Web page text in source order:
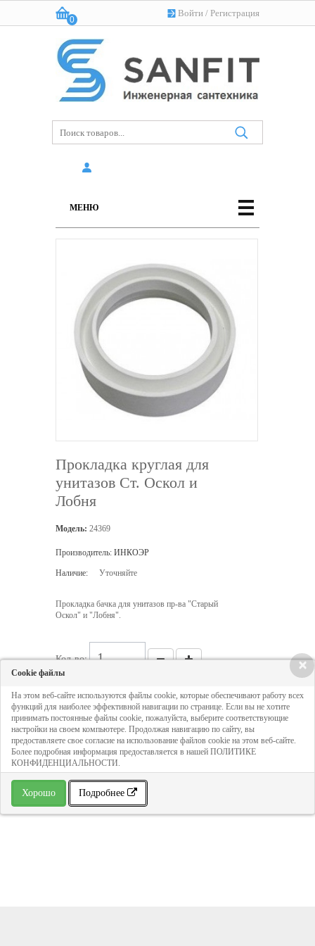
Войти / Регистрация
Корзина:
0
(пусто)
МЕНЮ
Прокладка круглая для
унитазов Ст. Оскол и
Лобня
Модель: 24369
Производитель: ИНКОЭР
Наличие: Уточняйте
Прокладка бачка для унитазов пр-ва "Старый
Оскол" и "Лобня".
Кол-во:
81 руб
ДОБАВИТЬ В КОРЗИНУ
» В избранное
×
Cookie файлы
На этом веб-сайте используются файлы cookie, которые обеспечивают работу всех
функций для наиболее эффективной навигации по странице. Если вы не хотите
принимать постоянные файлы cookie, пожалуйста, выберите соответствующие
настройки на своем компьютере. Продолжая навигацию по сайту, вы
предоставляете свое согласие на использование файлов cookie на этом веб-сайте.
Более подробная информация предоставляется в нашей ПОЛИТИКЕ
КОНФИДЕНЦИАЛЬНОСТИ.
Хорошо Подробнее